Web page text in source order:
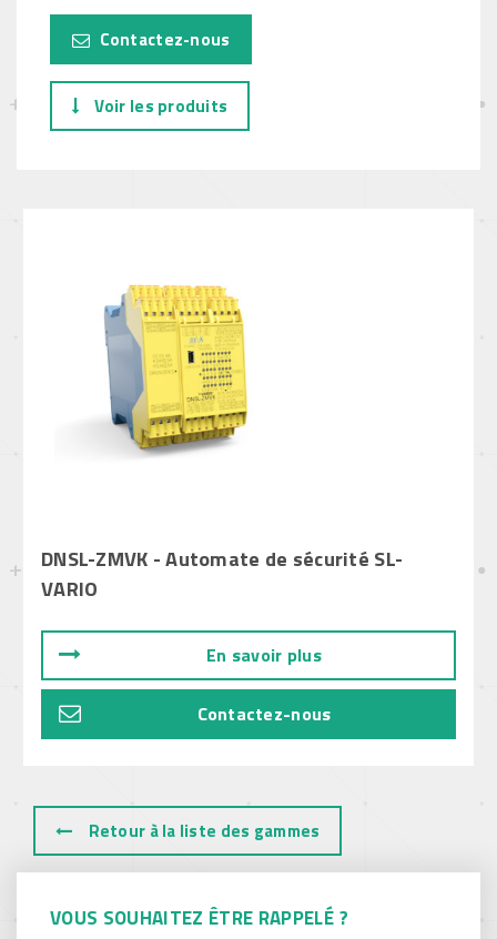
Contactez-nous
Voir les produits
DNSL-ZMVK - Automate de sécurité SL-
VARIO
En savoir plus
Contactez-nous
Retour à la liste des gammes
VOUS SOUHAITEZ ÊTRE RAPPELÉ ?